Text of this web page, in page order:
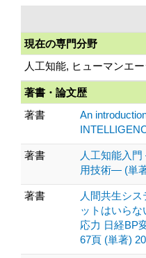
現在の専門分野
人工知能, ヒューマンエ
著書・論文歴
著書
An
著書
人工知能入
用技術― (単
著書
人間共生シ
ットはいら
応力 日経BP
67頁 (単著)